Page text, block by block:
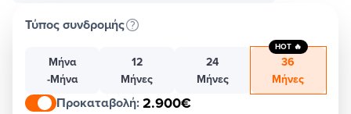
Τύπος συνδρομής
Μήνα
-Μήνα
12
Μήνες
24
Μήνες
36
Μήνες
HOT 🔥
Προκαταβολή:2.900€